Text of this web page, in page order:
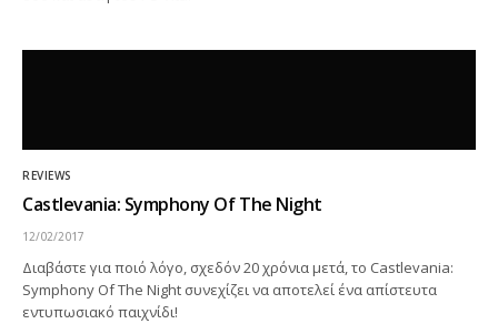
REVIEWS
Castlevania: Symphony Of The Night
12/02/2017
Διαβάστε για ποιό λόγο, σχεδόν 20 χρόνια μετά, το Castlevania:
Symphony Of The Night συνεχίζει να αποτελεί ένα απίστευτα
εντυπωσιακό παιχνίδι!